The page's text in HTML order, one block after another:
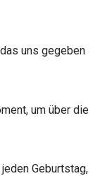
uns gegeben
um über die
Geburtstag,